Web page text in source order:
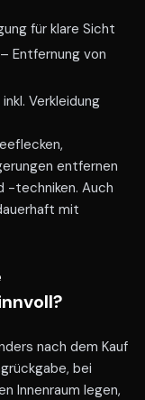
für klare Sicht
Entfernung von
Verkleidung
entfernen
-techniken. Auch
mit
nach dem Kauf
bei
Innenraum legen,